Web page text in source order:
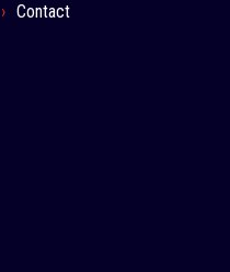
Contact